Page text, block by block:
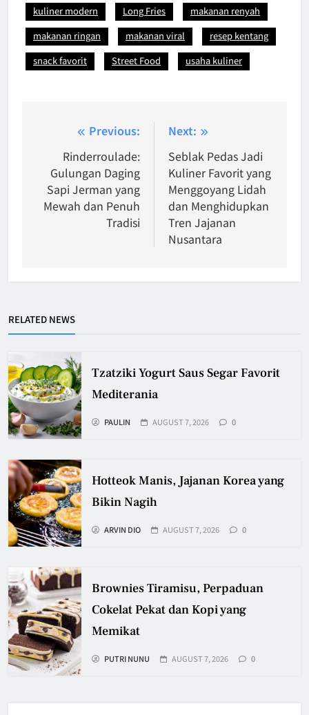
kuliner modern
Long Fries
makanan renyah
makanan ringan
makanan viral
resep kentang
snack favorit
Street Food usaha kuliner
navigation
Previous:
Rinderroulade:
Gulungan Daging
Sapi Jerman yang
Mewah dan Penuh
Tradisi
Next:
Seblak Pedas Jadi
Kuliner Favorit yang
Menggoyang Lidah
dan Menghidupkan
Tren Jajanan
Nusantara
RELATED NEWS
Tzatziki Yogurt Saus Segar Favorit
Mediterania
PAULIN AUGUST 7, 2026 0
Hotteok Manis, Jajanan Korea yang
Bikin Nagih
ARVIN DIO AUGUST 7, 2026 0
Brownies Tiramisu, Perpaduan
Cokelat Pekat dan Kopi yang
Memikat
PUTRI NUNU AUGUST 7, 2026 0